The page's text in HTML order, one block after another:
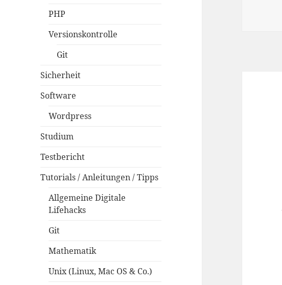
PHP
Versionskontrolle
Git
Sicherheit
Software
Wordpress
Studium
Testbericht
Tutorials / Anleitungen / Tipps
Allgemeine Digitale
Lifehacks
Git
Mathematik
Unix (Linux, Mac OS & Co.)